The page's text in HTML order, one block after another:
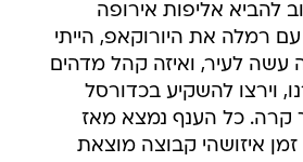
להביא אליפות אירופה
רמלה את היורוקאפ, הייתי
עשה לעיר, ואיזה קהל מדהים
וירצו להשקיע בכדורסל
קרה. כל הענף נמצא מאז
איזושהי קבוצה מוצאת